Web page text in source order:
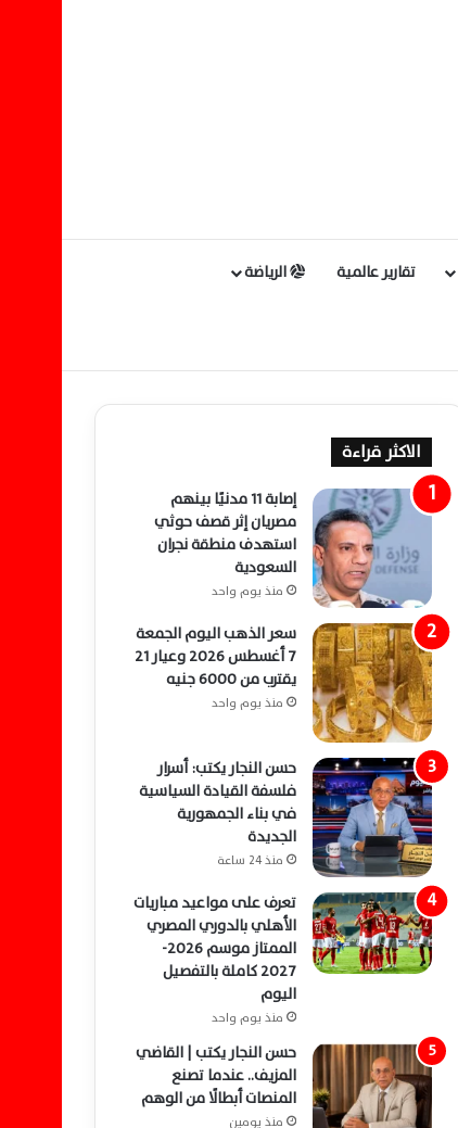
تقارير عالمية الرياضة
الاكثر قراءة
إصابة 11 مدنيًا بينهم
مصريان إثر قصف حوثي
استهدف منطقة نجران
السعودية
منذ يوم واحد
سعر الذهب اليوم الجمعة
7 أغسطس 2026 وعيار 21
يقترب من 6000 جنيه
منذ يوم واحد
حسن النجار يكتب: أسرار
فلسفة القيادة السياسية
في بناء الجمهورية
الجديدة
منذ 24 ساعة
تعرف على مواعيد مباريات
الأهلي بالدوري المصري
الممتاز موسم 2026-
2027 كاملة بالتفصيل
اليوم
منذ يوم واحد
حسن النجار يكتب | القاضي
المزيف.. عندما تصنع
المنصات أبطالًا من الوهم
منذ يومين